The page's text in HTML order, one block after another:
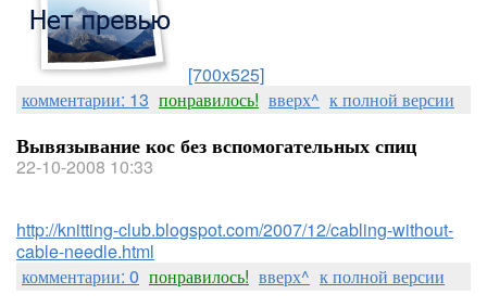
[700x525]
комментарии: 13 понравилось! вверх^ к полной версии
Вывязывание кос без вспомогательных спиц
22-10-2008 10:33
http://knitting-club.blogspot.com/2007/12/cabling-without-
cable-needle.html
комментарии: 0 понравилось! вверх^ к полной версии